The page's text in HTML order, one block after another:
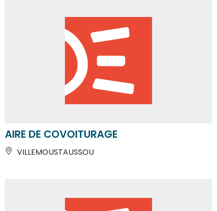
AIRE DE COVOITURAGE
VILLEMOUSTAUSSOU